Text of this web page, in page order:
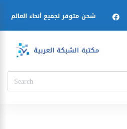
شحن متوفر لجميع أنحاء العالم